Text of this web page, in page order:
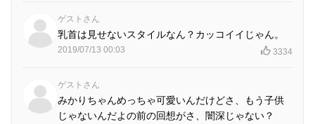
ゲストさん
乳首は見せないスタイルなん？カッコイイじゃん。
2019/07/13 00:03 3334
ゲストさん
みかりちゃんめっちゃ可愛いんだけどさ、もう子供
じゃないんだよの前の回想がさ、闇深じゃない？